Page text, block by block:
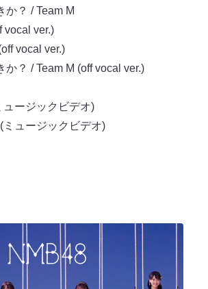
か？ / Team M
vocal ver.)
vocal ver.)
か？ / Team M (off vocal ver.)
ュージックビデオ)
ミュージックビデオ)